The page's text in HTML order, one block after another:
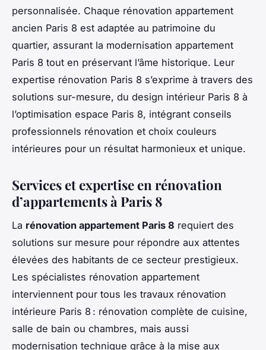
personnalisée. Chaque rénovation appartement
ancien Paris 8 est adaptée au patrimoine du
quartier, assurant la modernisation appartement
Paris 8 tout en préservant l’âme historique. Leur
expertise rénovation Paris 8 s’exprime à travers des
solutions sur-mesure, du design intérieur Paris 8 à
l’optimisation espace Paris 8, intégrant conseils
professionnels rénovation et choix couleurs
intérieures pour un résultat harmonieux et unique.
Services et expertise en rénovation
d’appartements à Paris 8
La rénovation appartement Paris 8 requiert des
solutions sur mesure pour répondre aux attentes
élevées des habitants de ce secteur prestigieux.
Les spécialistes rénovation appartement
interviennent pour tous les travaux rénovation
intérieure Paris 8 : rénovation complète de cuisine,
salle de bain ou chambres, mais aussi
modernisation technique grâce à la mise aux